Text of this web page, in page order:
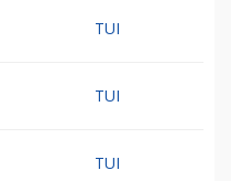
TUI
TUI
TUI